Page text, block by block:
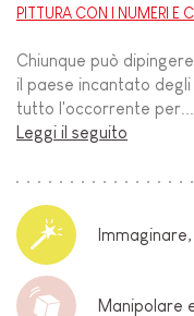
PITTURA CON I NUMERI E
Chiunque può
il paese incantato
tutto l'occorrente per...
Leggi il seguito
Manipolare